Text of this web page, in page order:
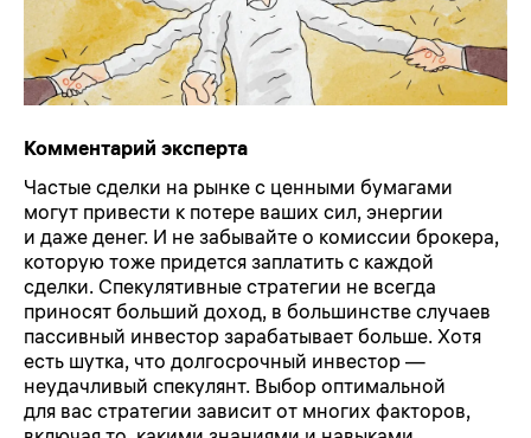
Комментарий эксперта
Частые сделки на рынке с ценными бумагами
могут привести к потере ваших сил, энергии
и даже денег. И не забывайте о комиссии брокера,
которую тоже придется заплатить с каждой
сделки. Спекулятивные стратегии не всегда
приносят больший доход, в большинстве случаев
пассивный инвестор зарабатывает больше. Хотя
есть шутка, что долгосрочный инвестор —
неудачливый спекулянт. Выбор оптимальной
для вас стратегии зависит от многих факторов,